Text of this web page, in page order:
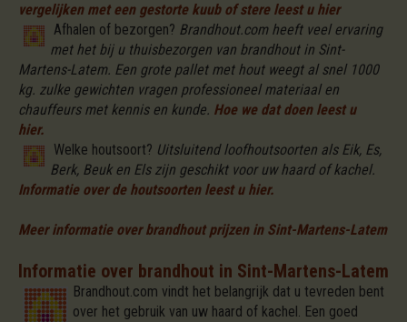
vergelijken met een gestorte kuub of stere leest u hier
Afhalen of bezorgen? Brandhout.com heeft veel ervaring
met het bij u thuisbezorgen van brandhout in Sint-
Martens-Latem. Een grote pallet met hout weegt al snel 1000
kg. zulke gewichten vragen professioneel materiaal en
chauffeurs met kennis en kunde. Hoe we dat doen leest u
hier.
Welke houtsoort? Uitsluitend loofhoutsoorten als Eik, Es,
Berk, Beuk en Els zijn geschikt voor uw haard of kachel.
Informatie over de houtsoorten leest u hier.
Meer informatie over brandhout prijzen in Sint-Martens-Latem
Informatie over brandhout in Sint-Martens-Latem
Brandhout.com vindt het belangrijk dat u tevreden bent
over het gebruik van uw haard of kachel. Een goed